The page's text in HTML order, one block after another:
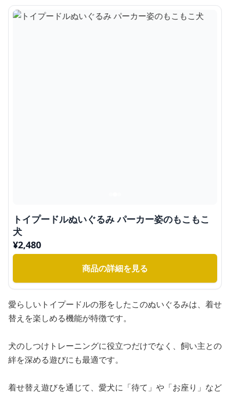
トイプードルぬいぐるみ パーカー姿のもこもこ
犬
¥2,480
商品の詳細を見る
愛らしいトイプードルの形をしたこのぬいぐるみは、着せ
替えを楽しめる機能が特徴です。
犬のしつけトレーニングに役立つだけでなく、飼い主との
絆を深める遊びにも最適です。
着せ替え遊びを通じて、愛犬に「待て」や「お座り」など